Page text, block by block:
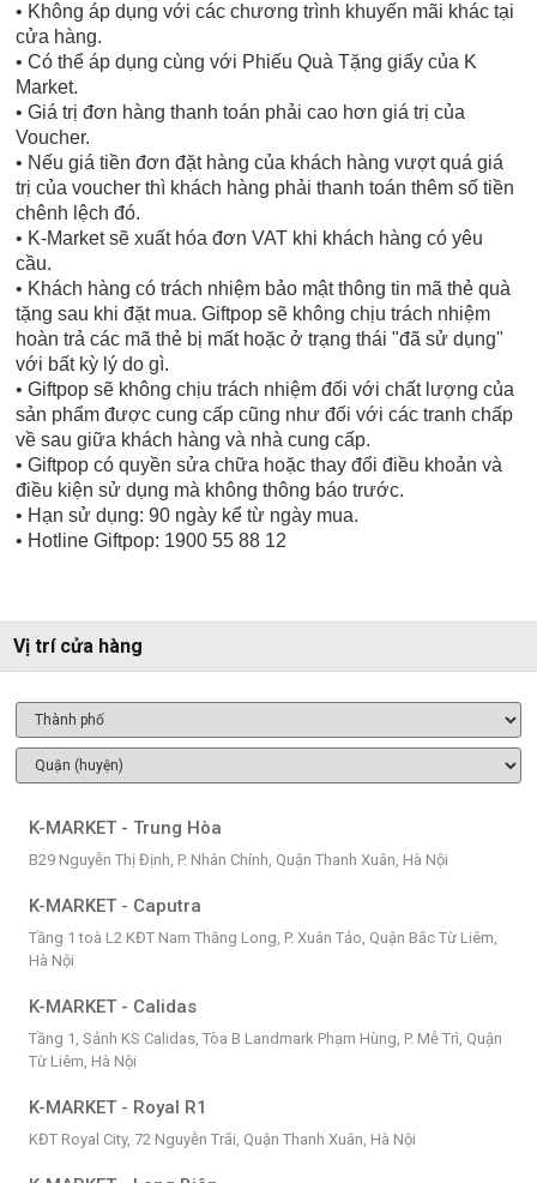
• Không áp dụng với các chương trình khuyến mãi khác tại
cửa hàng.
• Có thể áp dụng cùng với Phiếu Quà Tặng giấy của K
Market.
• Giá trị đơn hàng thanh toán phải cao hơn giá trị của
Voucher.
• Nếu giá tiền đơn đặt hàng của khách hàng vượt quá giá
trị của voucher thì khách hàng phải thanh toán thêm số tiền
chênh lệch đó.
• K-Market sẽ xuất hóa đơn VAT khi khách hàng có yêu
cầu.
• Khách hàng có trách nhiệm bảo mật thông tin mã thẻ quà
tặng sau khi đặt mua. Giftpop sẽ không chịu trách nhiệm
hoàn trả các mã thẻ bị mất hoặc ở trạng thái "đã sử dụng"
với bất kỳ lý do gì.
• Giftpop sẽ không chịu trách nhiệm đối với chất lượng của
sản phẩm được cung cấp cũng như đối với các tranh chấp
về sau giữa khách hàng và nhà cung cấp.
• Giftpop có quyền sửa chữa hoặc thay đổi điều khoản và
điều kiện sử dụng mà không thông báo trước.
• Hạn sử dụng: 90 ngày kể từ ngày mua.
• Hotline Giftpop: 1900 55 88 12
Vị trí cửa hàng
K-MARKET - Trung Hòa
B29 Nguyễn Thị Định, P. Nhân Chính, Quận Thanh Xuân, Hà Nội
K-MARKET - Caputra
Tầng 1 toà L2 KĐT Nam Thăng Long, P. Xuân Tảo, Quận Bắc Từ Liêm,
Hà Nội
K-MARKET - Calidas
Tầng 1, Sảnh KS Calidas, Tòa B Landmark Phạm Hùng, P. Mễ Trì, Quận
Từ Liêm, Hà Nội
K-MARKET - Royal R1
KĐT Royal City, 72 Nguyễn Trãi, Quận Thanh Xuân, Hà Nội